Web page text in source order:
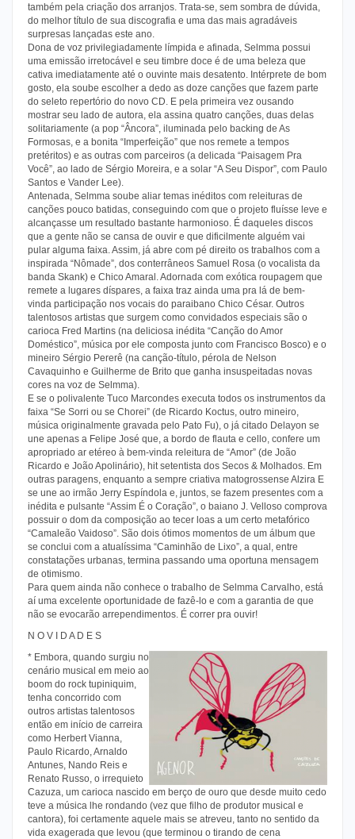
também pela criação dos arranjos. Trata-se, sem sombra de dúvida,
do melhor título de sua discografia e uma das mais agradáveis
surpresas lançadas este ano.
Dona de voz privilegiadamente límpida e afinada, Selmma possui
uma emissão irretocável e seu timbre doce é de uma beleza que
cativa imediatamente até o ouvinte mais desatento. Intérprete de bom
gosto, ela soube escolher a dedo as doze canções que fazem parte
do seleto repertório do novo CD. E pela primeira vez ousando
mostrar seu lado de autora, ela assina quatro canções, duas delas
solitariamente (a pop “Âncora”, iluminada pelo backing de As
Formosas, e a bonita “Imperfeição” que nos remete a tempos
pretéritos) e as outras com parceiros (a delicada “Paisagem Pra
Você”, ao lado de Sérgio Moreira, e a solar “A Seu Dispor”, com Paulo
Santos e Vander Lee).
Antenada, Selmma soube aliar temas inéditos com releituras de
canções pouco batidas, conseguindo com que o projeto fluísse leve e
alcançasse um resultado bastante harmonioso. É daqueles discos
que a gente não se cansa de ouvir e que dificilmente alguém vai
pular alguma faixa. Assim, já abre com pé direito os trabalhos com a
inspirada “Nômade”, dos conterrâneos Samuel Rosa (o vocalista da
banda Skank) e Chico Amaral. Adornada com exótica roupagem que
remete a lugares díspares, a faixa traz ainda uma pra lá de bem-
vinda participação nos vocais do paraibano Chico César. Outros
talentosos artistas que surgem como convidados especiais são o
carioca Fred Martins (na deliciosa inédita “Canção do Amor
Doméstico”, música por ele composta junto com Francisco Bosco) e o
mineiro Sérgio Pererê (na canção-título, pérola de Nelson
Cavaquinho e Guilherme de Brito que ganha insuspeitadas novas
cores na voz de Selmma).
E se o polivalente Tuco Marcondes executa todos os instrumentos da
faixa “Se Sorri ou se Chorei” (de Ricardo Koctus, outro mineiro,
música originalmente gravada pelo Pato Fu), o já citado Delayon se
une apenas a Felipe José que, a bordo de flauta e cello, confere um
apropriado ar etéreo à bem-vinda releitura de “Amor” (de João
Ricardo e João Apolinário), hit setentista dos Secos & Molhados. Em
outras paragens, enquanto a sempre criativa matogrossense Alzira E
se une ao irmão Jerry Espíndola e, juntos, se fazem presentes com a
inédita e pulsante “Assim É o Coração”, o baiano J. Velloso comprova
possuir o dom da composição ao tecer loas a um certo metafórico
“Camaleão Vaidoso”. São dois ótimos momentos de um álbum que
se conclui com a atualíssima “Caminhão de Lixo”, a qual, entre
constatações urbanas, termina passando uma oportuna mensagem
de otimismo.
Para quem ainda não conhece o trabalho de Selmma Carvalho, está
aí uma excelente oportunidade de fazê-lo e com a garantia de que
não se evocarão arrependimentos. É correr pra ouvir!
N O V I D A D E S
* Embora, quando surgiu no
cenário musical em meio ao
boom do rock tupiniquim,
tenha concorrido com
outros artistas talentosos
então em início de carreira
como Herbert Vianna,
Paulo Ricardo, Arnaldo
Antunes, Nando Reis e
Renato Russo, o irrequieto
Cazuza, um carioca nascido em berço de ouro que desde muito cedo
teve a música lhe rondando (vez que filho de produtor musical e
cantora), foi certamente aquele mais se atreveu, tanto no sentido da
vida exagerada que levou (que terminou o tirando de cena